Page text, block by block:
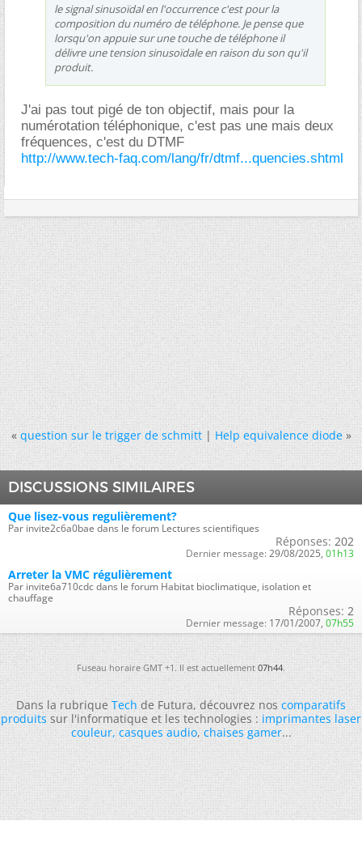
le signal sinusoïdal en l'occurrence c'est pour la
composition du numéro de téléphone. Je pense que
lorsqu'on appuie sur une touche de téléphone il
délivre une tension sinusoïdale en raison du son qu'il
produit.
J'ai pas tout pigé de ton objectif, mais pour la
numérotation téléphonique, c'est pas une mais deux
fréquences, c'est du DTMF
http://www.tech-faq.com/lang/fr/dtmf...quencies.shtml
« question sur le trigger de schmitt|Help equivalence diode »
DISCUSSIONS SIMILAIRES
Que lisez-vous regulièrement?
Par invite2c6a0bae dans le forum Lectures scientifiques
Réponses: 202
Dernier message: 29/08/2025, 01h13
Arreter la VMC régulièrement
Par invite6a710cdc dans le forum Habitat bioclimatique, isolation et
chauffage
Réponses: 2
Dernier message: 17/01/2007, 07h55
Fuseau horaire GMT +1. Il est actuellement07h44.
Dans la rubriqueTechde Futura, découvrez noscomparatifs
produitssur l'informatique et les technologies :imprimantes laser
couleur,casques audio,chaises gamer...